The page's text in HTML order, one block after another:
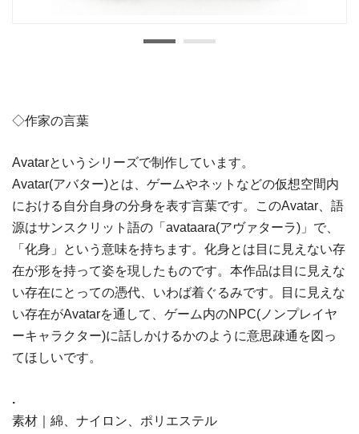
◇作家の言葉
Avatarというシリーズで制作しています。
Avatar(アバター)とは、ゲームやネットなどの仮想空間内
における自分自身の分身を表す言葉です。このAvatar、語
源はサンスクリット語の「avataara(アヴァターラ)」で、
「化身」という意味を持ちます。化身とは目に見えない存
在が形を持って姿を現したものです。本作品は目に見えな
い存在にとっての憑代、いわば着ぐるみです。目に見えな
い存在がAvatarを通して、ゲーム内のNPC(ノンプレイヤ
ーキャラクター)に話しかけるかのように意思疎通を図っ
てほしいです。
.
素材｜綿、ナイロン、ポリエステル